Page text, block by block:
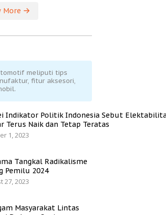
More
meliputi tips
fitur aksesori,
Indikator Politik Indonesia Sebut
Terus Naik dan Tetap Teratas
1, 2023
Tangkal Radikalisme
Pemilu 2024
27, 2023
Masyarakat Lintas